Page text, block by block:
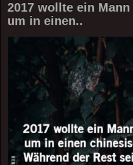
2017 wollte ein
um in einen..